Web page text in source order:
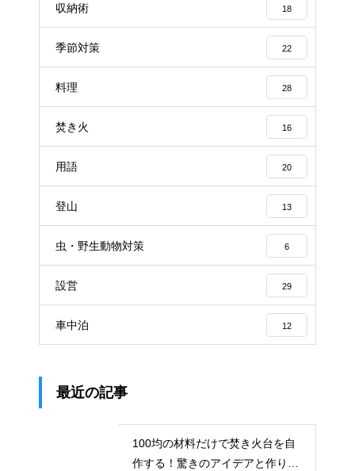
収納術 18
季節対策 22
料理 28
焚き火 16
用語 20
登山 13
虫・野生動物対策 6
設営 29
車中泊 12
最近の記事
100均の材料だけで焚き火台を自
作する！驚きのアイデアと作り方